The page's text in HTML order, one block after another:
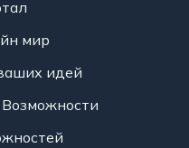
мир
идей